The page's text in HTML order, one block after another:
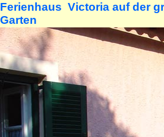
Ferienhaus Victoria auf der
Garten